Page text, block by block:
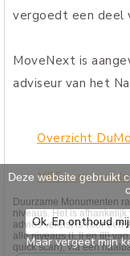
vergoedt een deel
MoveNext is
adviseur van het
Overzicht
NRF over
Duurzame Monumenten
niveaus. Het is
advies vereist is voor een
alle niveaus (I, II en III)
quick scan), via een
Deze website gebruikt
Ok. En onthoud
Maar vergeet mijn